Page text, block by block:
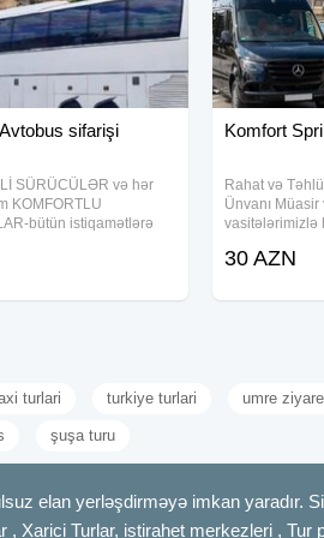
sifarişi
SÜRÜCÜLƏR və hər
KOMFORTLU
bütün istiqamətlərə
Bütün
hər bir avadanlıg
Komfort
Rahat və
Ünvanı
vasitələrimizlə
oturacaqlar
30 AZN
turlari turkiye turlari umre
şuşa turu
elan yerləşdirməyə imkan yaradır.
Xarici Turlar, istirahet merkezleri ,